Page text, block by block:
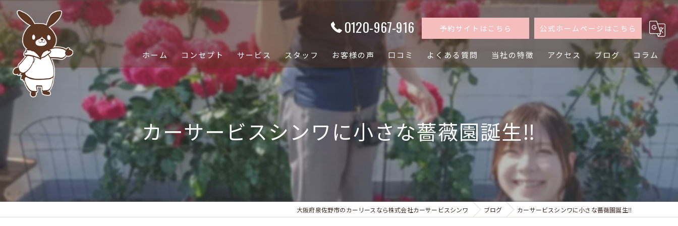
0120-967-916 予約サイトはこちら 公式ホームページはこちら
ホーム コンセプト サービス スタッフ お客様の声 口コミ よくある質問 当社の特徴
普通車
買取
査定
乗り換え
アクセス ブログ コラム
カーサービスシンワに小さな薔薇園誕生‼️
大阪府泉佐野市のカーリースなら株式会社カーサービスシンワ ブログ カーサービスシンワに小さな薔薇園誕生‼️